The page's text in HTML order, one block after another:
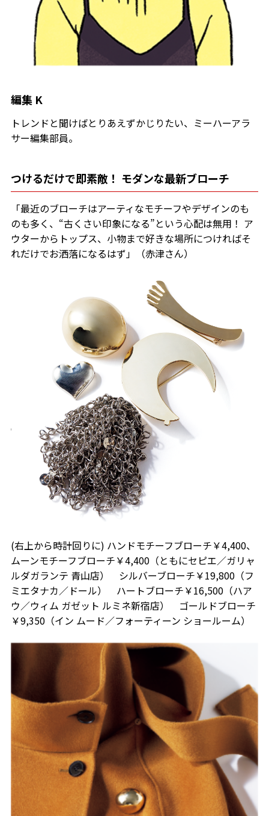
編集 K
トレンドと聞けばとりあえずかじりたい、ミーハーアラ
サー編集部員。
つけるだけで即素敵！ モダンな最新ブローチ
「最近のブローチはアーティなモチーフやデザインのも
のも多く、“古くさい印象になる”という心配は無用！ ア
ウターからトップス、小物まで好きな場所につければそ
れだけでお洒落になるはず」（赤津さん）
(右上から時計回りに) ハンドモチーフブローチ￥4,400、
ムーンモチーフブローチ￥4,400（ともにセピエ／ガリャ
ルダガランテ 青山店） シルバーブローチ￥19,800（フ
ミエタナカ／ドール） ハートブローチ￥16,500（ハア
ウ／ウィム ガゼット ルミネ新宿店） ゴールドブローチ
￥9,350（イン ムード／フォーティーン ショールーム）